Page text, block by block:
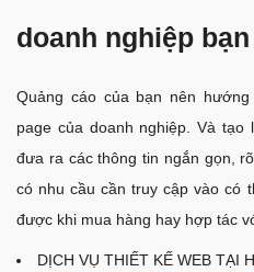
doanh nghiệp bạn
Quảng cáo của bạn nên
page của doanh nghiệp. Và tạo
đưa ra các thông tin ngắn gọn,
có nhu cầu cần truy cập vào có
được khi mua hàng hay hợp tác
DỊCH VỤ THIẾT KẾ WEB TẠI